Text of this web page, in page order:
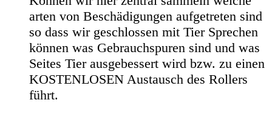
arten von Beschädigungen aufgetreten sind
so dass wir geschlossen mit Tier Sprechen
können was Gebrauchspuren sind und was
Seites Tier ausgebessert wird bzw. zu einen
KOSTENLOSEN Austausch des Rollers
führt.